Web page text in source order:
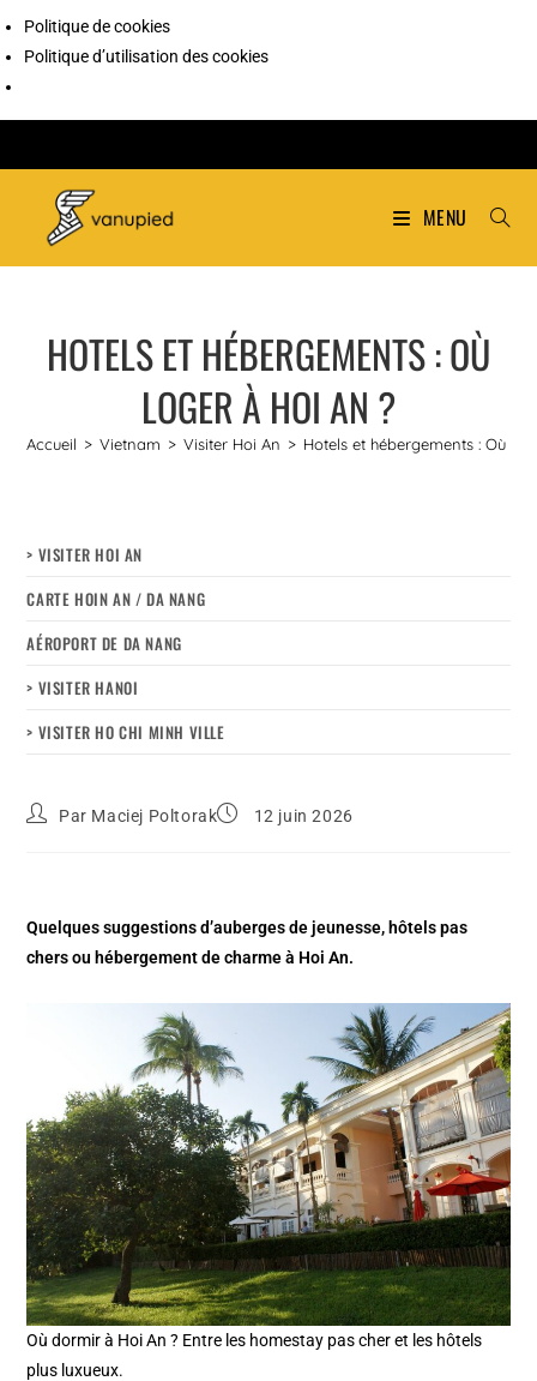
Politique de cookies
Politique d’utilisation des cookies
MENU
HOTELS ET HÉBERGEMENTS : OÙ
LOGER À HOI AN ?
Accueil > Vietnam > Visiter Hoi An > Hotels et hébergements : Où
> VISITER HOI AN
CARTE HOIN AN / DA NANG
AÉROPORT DE DA NANG
> VISITER HANOI
> VISITER HO CHI MINH VILLE
Par Maciej Poltorak 12 juin 2026
Quelques suggestions d’auberges de jeunesse, hôtels pas
chers ou hébergement de charme à Hoi An.
Où dormir à Hoi An ? Entre les homestay pas cher et les hôtels
plus luxueux.